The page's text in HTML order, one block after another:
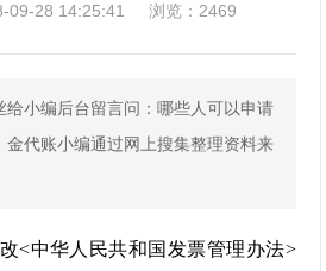
厦门落户
关于我们
09-28 14:25:41 浏览：2469
给小编后台留言问：哪些人可以申请
金代账小编通过网上搜集整理资料来
<中华人民共和国发票管理办法>